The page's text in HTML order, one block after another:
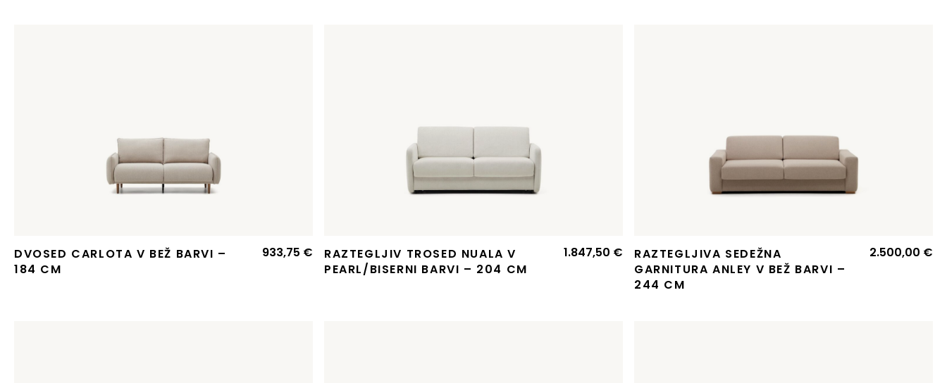
DVOSED CARLOTA V BEŽ BARVI –
184 CM
933,75 €
RAZTEGLJIV TROSED NUALA V
PEARL/BISERNI BARVI – 204 CM
1.847,50 €
RAZTEGLJIVA SEDEŽNA
GARNITURA ANLEY V BEŽ BARVI –
244 CM
2.500,00 €